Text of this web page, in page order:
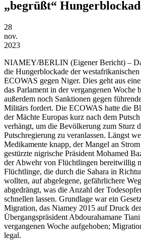
„begrüßt“
28
nov.
2023
NIAMEY/BERLIN (Eigener Bericht) –
die Hungerblockade der westafrikanischen
ECOWAS gegen Niger. Dies geht aus
das Parlament in der vergangenen Woche
außerdem noch Sanktionen gegen
Militärs fordert. Die ECOWAS hatte die
der Mächte Europas kurz nach dem
verhängt, um die Bevölkerung zum Sturz
Putschregierung zu veranlassen. Längst
Medikamente knapp, der Mangel an
gestürzte nigrische Präsident Mohamed
der Abwehr von Flüchtlingen bereitwillig
Flüchtlinge, die durch die Sahara in
wollten, auf abgelegene, gefährlichere
abgedrängt, was die Anzahl der
schnellen lassen. Grundlage war ein
Migration, das Niamey 2015 auf Druck
Übergangspräsident Abdourahamane
vergangenen Woche aufgehoben;
legal.